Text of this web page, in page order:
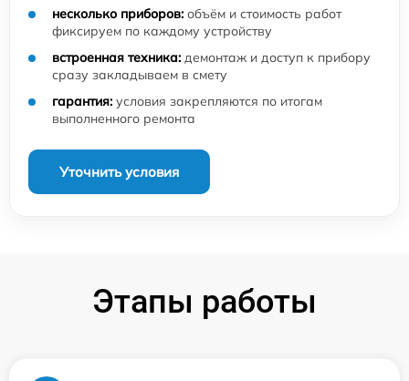
несколько приборов: объём и стоимость работ
фиксируем по каждому устройству
встроенная техника: демонтаж и доступ к прибору
сразу закладываем в смету
гарантия: условия закрепляются по итогам
выполненного ремонта
Уточнить условия
Этапы работы